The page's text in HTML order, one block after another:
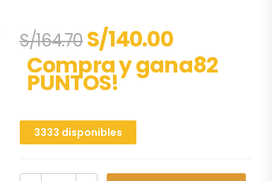
S/164.70S/140.00
Compra y gana82
PUNTOS!
3333 disponibles